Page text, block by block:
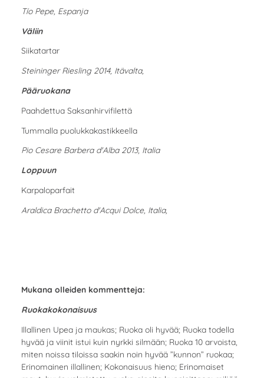
Tío Pepe, Espanja
Väliin
Siikatartar
Steininger Riesling 2014, Itävalta,
Pääruokana
Paahdettua Saksanhirvifilettä
Tummalla puolukkakastikkeella
Pio Cesare Barbera d'Alba 2013, Italia
Loppuun
Karpaloparfait
Araldica Brachetto d'Acqui Dolce, Italia,
Mukana olleiden kommentteja:
Ruokakokonaisuus
Illallinen Upea ja maukas; Ruoka oli hyvää; Ruoka todella
hyvää ja viinit istui kuin nyrkki silmään; Ruoka 10 arvoista,
miten noissa tiloissa saakin noin hyvää ”kunnon” ruokaa;
Erinomainen illallinen; Kokonaisuus hieno; Erinomaiset